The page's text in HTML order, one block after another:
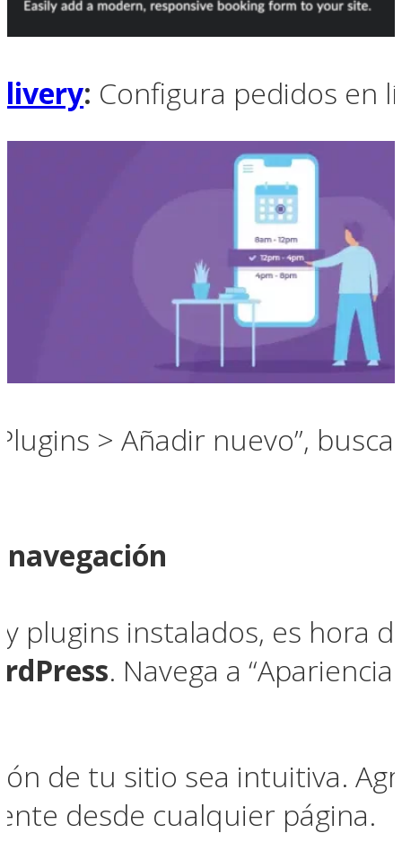
: Configura pedidos en
> Añadir nuevo”,
navegación
plugins instalados, es hora
. Navega a
de tu sitio sea intuitiva.
desde cualquier página.